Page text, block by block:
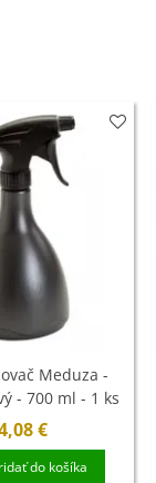
Meduza -
- 700 ml - 1 ks
€
do košíka